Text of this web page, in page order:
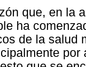
que, en la
ha
de la salud